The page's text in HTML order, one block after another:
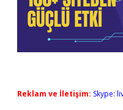
Reklam ve İletişim: Skype: